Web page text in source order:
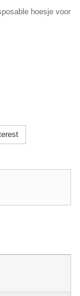
hoesje voor